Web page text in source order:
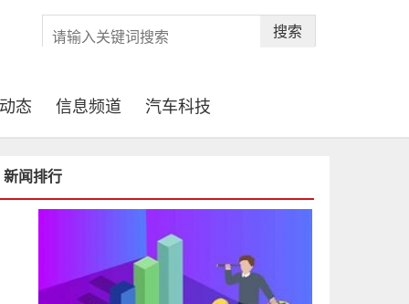
搜索
态 信息频道 汽车科技
新闻排行